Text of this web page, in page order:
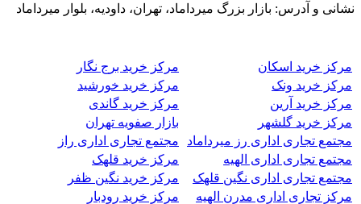
نشانی و آدرس: بازار بزرگ میرداماد، تهران، داودیه، بلوار میرداماد
مرکز خرید اسکان
مرکز خرید برج نگار
مرکز خرید ونک
مرکز خرید خورشید
مرکز خرید آرین
مرکز خرید گاندی
مرکز خرید گلشهر
بازار صفویه تهران
مجتمع تجاری اداری رز میرداماد
مجتمع تجاری اداری راز
مجتمع تجاری اداری الهیه
مرکز خرید قلهک
مجتمع تجاری اداری نگین قلهک
مرکز خرید نگین ظفر
مرکز تجاری اداری مدرن الهیه
مرکز خرید رودبار